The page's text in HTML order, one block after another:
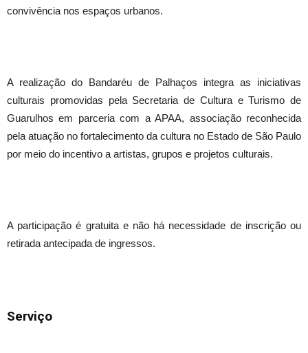
convivência nos espaços urbanos.
A realização do Bandaréu de Palhaços integra as iniciativas
culturais promovidas pela Secretaria de Cultura e Turismo de
Guarulhos em parceria com a APAA, associação reconhecida
pela atuação no fortalecimento da cultura no Estado de São Paulo
por meio do incentivo a artistas, grupos e projetos culturais.
A participação é gratuita e não há necessidade de inscrição ou
retirada antecipada de ingressos.
Serviço